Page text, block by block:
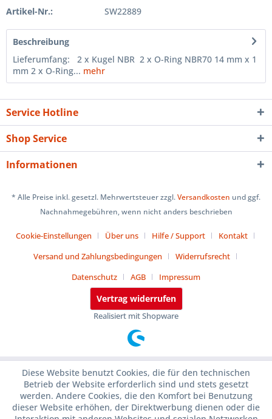
Artikel-Nr.: SW22889
Beschreibung
Lieferumfang: 2 x Kugel NBR 2 x O-Ring NBR70 14 mm x 1
mm 2 x O-Ring... mehr
Service Hotline
Shop Service
Informationen
* Alle Preise inkl. gesetzl. Mehrwertsteuer zzgl.Versandkosten und ggf.
Nachnahmegebühren, wenn nicht anders beschrieben
Cookie-Einstellungen Über uns Hilfe / Support
Kontakt
Versand und Zahlungsbedingungen
Widerrufsrecht
Datenschutz
AGB Impressum
Vertrag widerrufen
Realisiert mit Shopware
Diese Website benutzt Cookies, die für den technischen
Betrieb der Website erforderlich sind und stets gesetzt
werden. Andere Cookies, die den Komfort bei Benutzung
dieser Website erhöhen, der Direktwerbung dienen oder die